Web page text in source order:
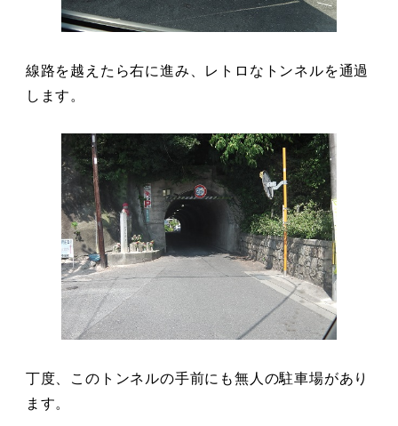
線路を越えたら右に進み、レトロなトンネルを通過
します。
丁度、このトンネルの手前にも無人の駐車場があり
ます。